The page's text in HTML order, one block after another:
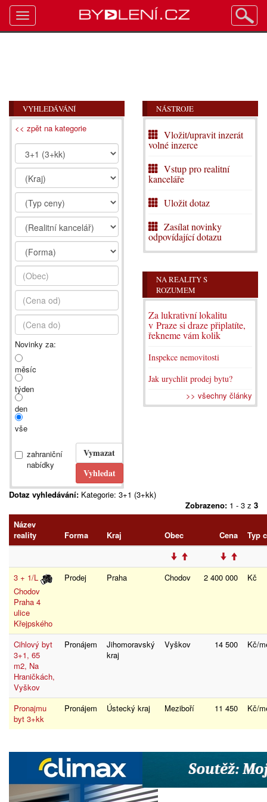
VYHLEDÁVÁNÍ
<< zpět na kategorie
Novinky za:
měsíc
týden
den
vše
zahraniční
nabídky
NÁSTROJE
Vložit/upravit inzerát
volné inzerce
Vstup pro realitní
kanceláře
Uložit dotaz
Zasílat novinky
odpovídající dotazu
NA REALITY S
ROZUMEM
Za lukrativní lokalitu
v Praze si draze připlatíte,
řekneme vám kolik
Inspekce nemovitosti
Jak urychlit prodej bytu?
>> všechny články
Dotaz vyhledávání: Kategorie: 3+1 (3+kk)
Zobrazeno: 1 - 3 z 3
Název
reality
Forma Kraj Obec Cena Typ
3 + 1/L
Chodov
Praha 4
ulice
Křejpského
Prodej Praha Chodov 2 400 000 Kč
Cihlový byt
3+1, 65
m2, Na
Hraničkách,
Vyškov
Pronájem
Jihomoravský
kraj
Vyškov 14 500 Kč/
Pronajmu
byt 3+kk
Pronájem Ústecký kraj Meziboří 11 450 Kč/
Toggle
navigation